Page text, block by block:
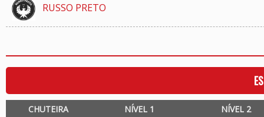
RUSSO PRETO
CHUTEIRA NÍVEL 1 NÍVEL 2